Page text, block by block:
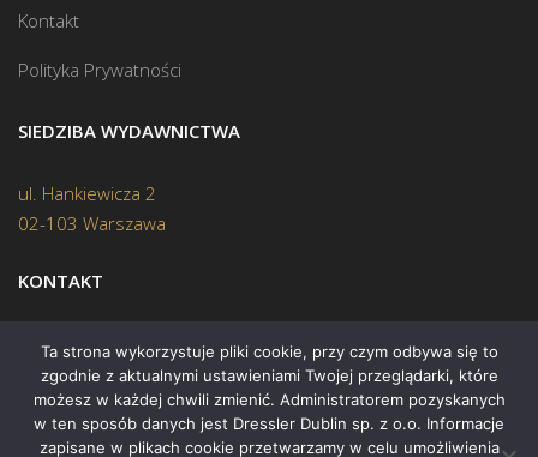
Kontakt
Polityka Prywatności
SIEDZIBA WYDAWNICTWA
ul. Hankiewicza 2
02-103 Warszawa
KONTAKT
Biuro:(22) 45 70 402
Mail:biuro@swiatksiazki.pl
Ta strona wykorzystuje pliki cookie, przy czym odbywa się to
zgodnie z aktualnymi ustawieniami Twojej przeglądarki, które
możesz w każdej chwili zmienić. Administratorem pozyskanych
w ten sposób danych jest Dressler Dublin sp. z o.o. Informacje
zapisane w plikach cookie przetwarzamy w celu umożliwienia